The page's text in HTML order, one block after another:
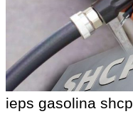
ieps gasolina shcp